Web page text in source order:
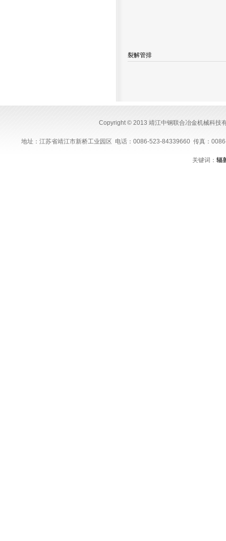
裂解管排
Copyright © 2013 靖江中钢联合冶金机械科技
地址：江苏省靖江市新桥工业园区 电话：0086-523-84339660 传真：
关键词：辐